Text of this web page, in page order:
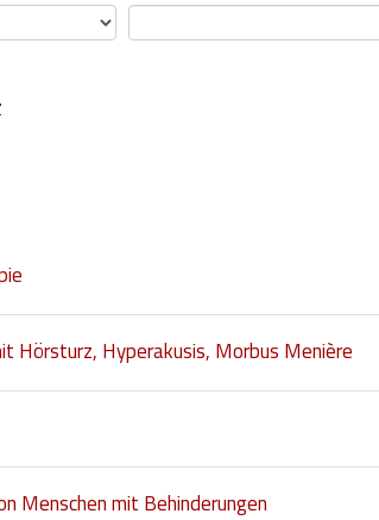
Hörsturz, Hyperakusis, Morbus Menière
Menschen mit Behinderungen